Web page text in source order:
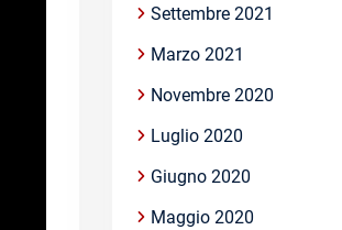
Settembre 2021
Marzo 2021
Novembre 2020
Luglio 2020
Giugno 2020
Maggio 2020